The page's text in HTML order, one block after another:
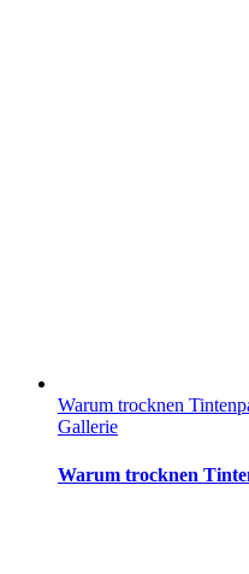
Warum trocknen
Gallerie
Warum trocknen